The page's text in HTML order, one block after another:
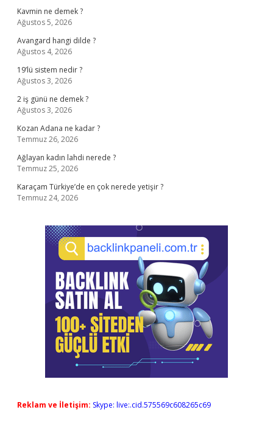
Kavmin ne demek ?
Ağustos 5, 2026
Avangard hangi dilde ?
Ağustos 4, 2026
19’lü sistem nedir ?
Ağustos 3, 2026
2 iş günü ne demek ?
Ağustos 3, 2026
Kozan Adana ne kadar ?
Temmuz 26, 2026
Ağlayan kadın lahdi nerede ?
Temmuz 25, 2026
Karaçam Türkiye’de en çok nerede yetişir ?
Temmuz 24, 2026
Reklam ve İletişim: Skype: live:.cid.575569c608265c69